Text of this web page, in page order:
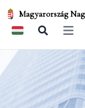
Magyarország
Open